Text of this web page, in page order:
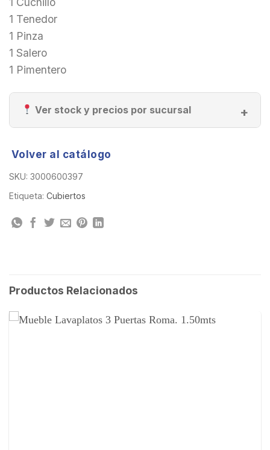
1 Tenedor
1 Pinza
1 Salero
1 Pimentero
Ver stock y precios por sucursal
Volver al catálogo
SKU: 3000600397
Etiqueta: Cubiertos
Productos Relacionados